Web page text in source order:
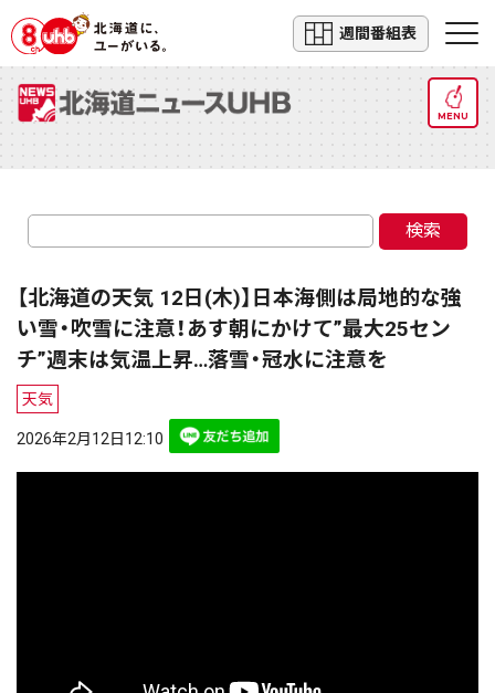
週間番組表
MENU
検索
【北海道の天気 12日(木)】日本海側は局地的な強
い雪・吹雪に注意！あす朝にかけて”最大25セン
チ”週末は気温上昇…落雪・冠水に注意を
天気
2026年2月12日12:10